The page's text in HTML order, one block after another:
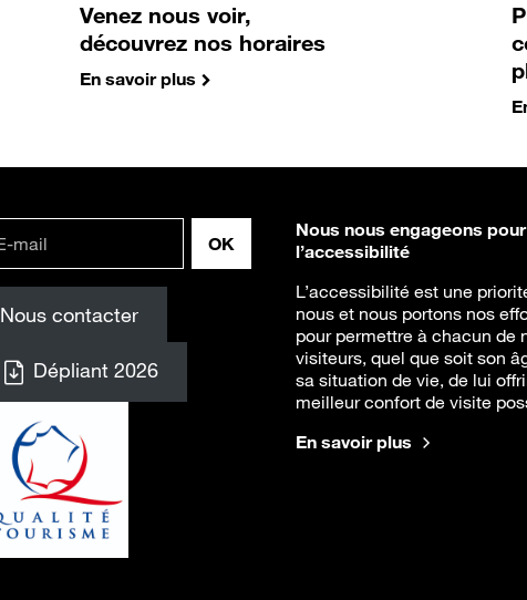
Venez nous voir,
découvrez nos horaires
En savoir plus
Nous contacter
Dépliant 2026
Nous nous engageons pour
l’accessibilité
L’accessibilité est une
nous et nous portons nos
pour permettre à chacun de
visiteurs, quel que soit son
sa situation de vie, de lui
meilleur confort de visite
En savoir plus